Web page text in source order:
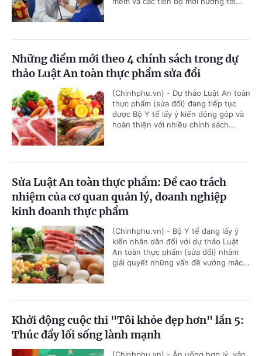
Những điểm mới theo 4 chính sách trong dự
thảo Luật An toàn thực phẩm sửa đổi
(Chinhphu.vn) - Dự thảo Luật An toàn
thực phẩm (sửa đổi) đang tiếp tục
được Bộ Y tế lấy ý kiến đóng góp và
hoàn thiện với nhiều chính sách...
Sửa Luật An toàn thực phẩm: Đề cao trách
nhiệm của cơ quan quản lý, doanh nghiệp
kinh doanh thực phẩm
(Chinhphu.vn) - Bộ Y tế đang lấy ý
kiến nhân dân đối với dự thảo Luật
An toàn thực phẩm (sửa đổi) nhằm
giải quyết những vấn đề vướng mắc...
Khởi động cuộc thi "Tôi khỏe đẹp hơn" lần 5:
Thúc đẩy lối sống lành mạnh